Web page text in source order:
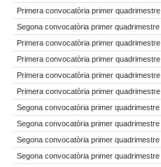
Primera convocatòria primer quadrimestre
Segona convocatòria primer quadrimestre
Primera convocatòria primer quadrimestre
Primera convocatòria primer quadrimestre
Primera convocatòria primer quadrimestre
Primera convocatòria primer quadrimestre
Segona convocatòria primer quadrimestre
Segona convocatòria primer quadrimestre
Segona convocatòria primer quadrimestre
Segona convocatòria primer quadrimestre